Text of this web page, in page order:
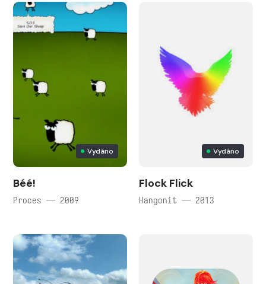
Vydáno
Béé!
Proces — 2009
Vydáno
Flock Flick
Hangonit — 2013